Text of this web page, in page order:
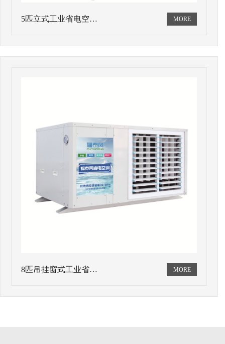
5匹立式工业省电空…
8匹吊挂窗式工业省…